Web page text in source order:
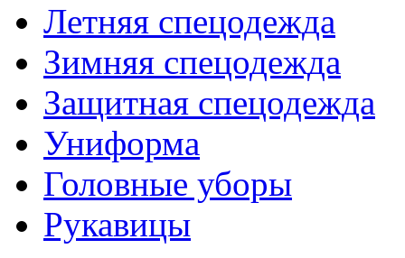
Летняя спецодежда
Зимняя спецодежда
Защитная спецодежда
Униформа
Головные уборы
Рукавицы